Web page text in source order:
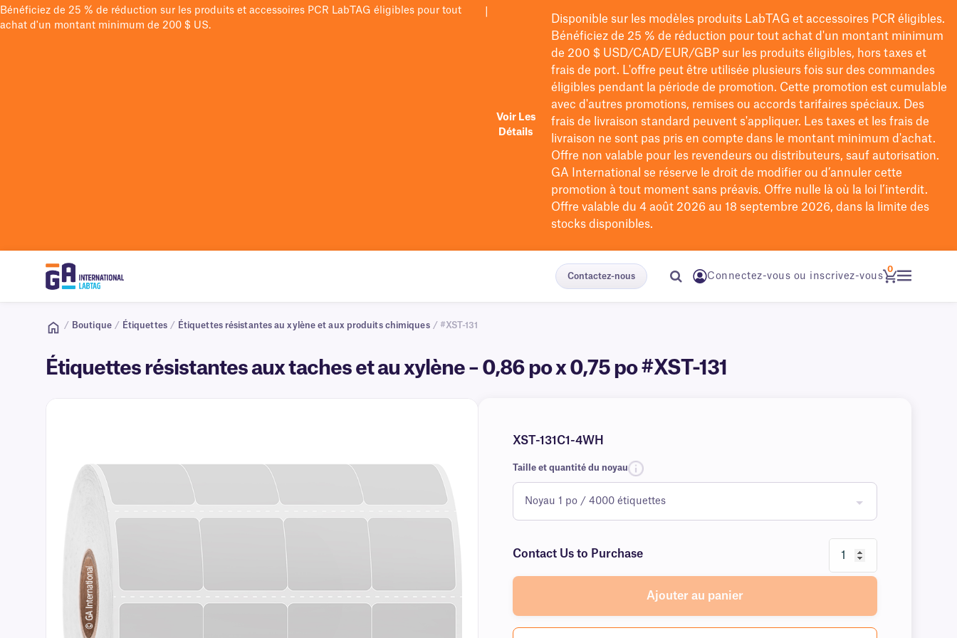
Bénéficiez de 25 % de réduction sur les produits et accessoires PCR LabTAG éligibles pour tout
achat d'un montant minimum de 200 $ US.
Voir Les
Détails
Disponible sur les modèles produits LabTAG et accessoires PCR éligibles.
Bénéficiez de 25 % de réduction pour tout achat d'un montant minimum
de 200 $USD/CAD/EUR/GBPsur les produits éligibles, hors taxes et
frais de port. L'offre peut être utilisée plusieurs fois sur des commandes
éligibles pendant la période de promotion. Cette promotion est cumulable
avec d'autres promotions, remises ou accords tarifaires spéciaux. Des
frais de livraison standard peuvent s'appliquer. Les taxes et les frais de
livraison ne sont pas pris en compte dans le montant minimum d'achat.
Offre non valable pour les revendeurs ou distributeurs, sauf autorisation.
GA International se réserve le droit de modifierou d’annuler cette
promotion à tout moment sans préavis. Offre nulle là où la loi l’interdit.
Offre valable du 4 août 2026 au 18 septembre 2026, dans la limite des
stocks disponibles.
Contactez-nous Connectez-vous ou inscrivez-vous
0
/ Boutique / Étiquettes / Étiquettes résistantes au xylène et aux produits chimiques / #XST-131
Étiquettes résistantes aux taches et au xylène – 0,86 po x 0,75 po #XST-131
XST-131C1-4WH
Taille et quantité du noyau
Contact Us to Purchase
Ajouter au panier